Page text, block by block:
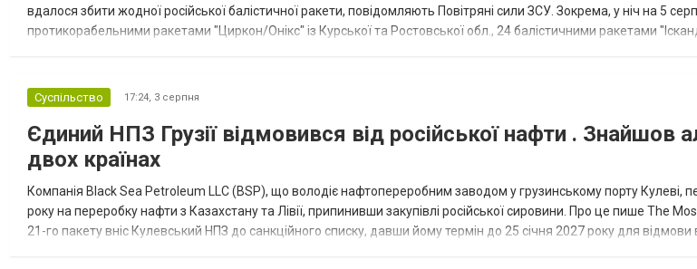
вдалося збити жодної російської балістичної ракети, повідомляють Повітряні сили ЗСУ. Зокрема, у ніч на 5
протикорабельними ракетами "Циркон/Онікс" із Курської та Ростовської обл., 24 балістичними ракетами
Суспільство 17:24, 3 серпня
Єдиний НПЗ Грузії відмовився від російської нафти . Знайшов
двох країнах
Компанія Black Sea Petroleum LLC (BSP), що володіє нафтопереробним заводом у грузинському порту Кулеві,
року на переробку нафти з Казахстану та Лівії, припинивши закупівлі російської сировини. Про це пише The
21-го пакету вніс Кулевський НПЗ до санкційного списку, давши йому термін до 25 січня 2027 року для відмови